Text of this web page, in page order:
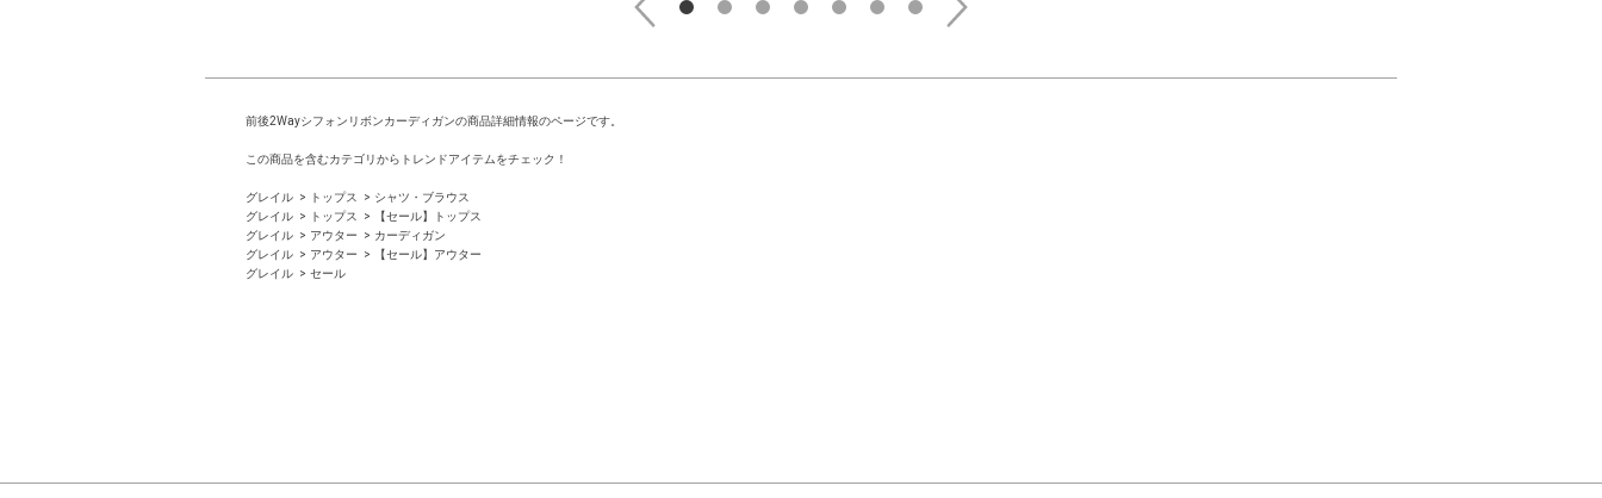
前後2Wayシフォンリボンカーディガンの商品詳細情報のページです。
この商品を含むカテゴリからトレンドアイテムをチェック！
グレイル トップス
シャツ・ブラウス
グレイル
トップス
【セール】トップス
グレイル
アウター
カーディガン
グレイル
アウター
【セール】アウター
グレイル
セール